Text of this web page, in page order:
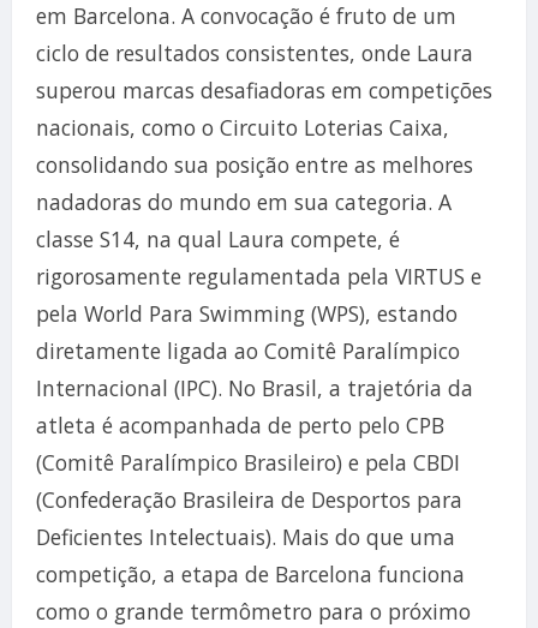
em Barcelona. A convocação é fruto de um
ciclo de resultados consistentes, onde Laura
superou marcas desafiadoras em competições
nacionais, como o Circuito Loterias Caixa,
consolidando sua posição entre as melhores
nadadoras do mundo em sua categoria. A
classe S14, na qual Laura compete, é
rigorosamente regulamentada pela VIRTUS e
pela World Para Swimming (WPS), estando
diretamente ligada ao Comitê Paralímpico
Internacional (IPC). No Brasil, a trajetória da
atleta é acompanhada de perto pelo CPB
(Comitê Paralímpico Brasileiro) e pela CBDI
(Confederação Brasileira de Desportos para
Deficientes Intelectuais). Mais do que uma
competição, a etapa de Barcelona funciona
como o grande termômetro para o próximo